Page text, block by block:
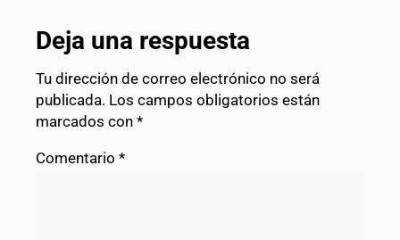
Deja una respuesta
Tu dirección de correo electrónico no será
publicada. Los campos obligatorios están
marcados con *
Comentario *